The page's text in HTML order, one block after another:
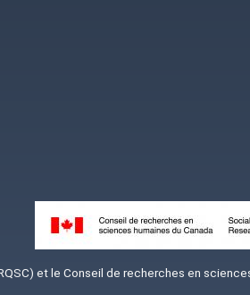
Image
et le Conseil de recherches en